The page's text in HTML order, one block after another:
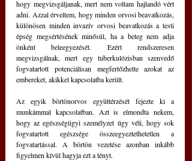
hogy megvizsgáljanak, mert nem voltam hajlandó vért
adni. Azzal érveltem, hogy minden orvosi beavatkozás,
különösen minden invazív orvosi beavatkozás a testi
épség megsértésének minősül, ha a beteg nem adja
önként beleegyezését. Ezért rendszeresen
megvizsgálnak, mert egy tuberkulózisban szenvedő
fogvatartott potenciálisan megfertőzhette azokat az
embereket, akikkel kapcsolatba került.
Az egyik börtönorvos együttérzését fejezte ki a
munkámmal kapcsolatban. Azt is elmondta nekem,
hogy az egészségügyi személyzet úgy véli, hogy sok
fogvatartott egészsége összeegyeztethetetlen a
fogvatartással. A börtön vezetése azonban inkább
figyelmen kívül hagyja ezt a tényt.